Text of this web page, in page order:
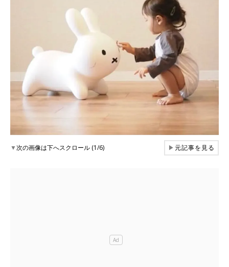
▼次の画像は下へスクロール (1/6) ▶元記事を見る